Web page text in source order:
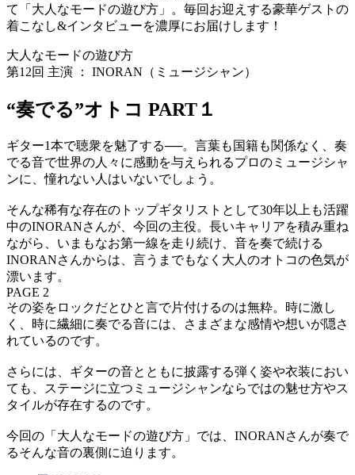
て「大人なモードの遊び方」。毎回お迎えする豪華ゲストの
着こなし&インタビューを濃厚にお届けします！
大人なモードの遊び方
第12回 主演 ： INORAN（ミュージシャン）
“奏でる”オトコ PART１
ギター1本で聴衆を魅了する──。言葉も国籍も関係なく、奏
でる音で世界の人々に感動を与えられるプロのミュージシャ
ンに、憧れない人はいないでしょう。
そんな稀有な存在のトップギタリストとして30年以上も活躍
中のINORANさんが、今回の主役。長いキャリアを積み重ね
ながら、いまもなお第一線を走り続け、音を奏で続ける
INORANさんからは、言うまでもなく大人のオトコの色気が
漂います。
PAGE 2
その姿をロックだとひと言で片付けるのは無粋。時に激し
く、時に繊細に奏でる音には、さまざまな感情や想いが隠さ
れているのです。
さらには、ギターの音とともに披露する弾く姿や衣装におい
ても、ステージに立つミュージシャンならではの魅せ方やス
タイルが存在するのです。
今回の「大人なモードの遊び方」では、INORANさんが奏で
るそんな音の裏側に迫ります。